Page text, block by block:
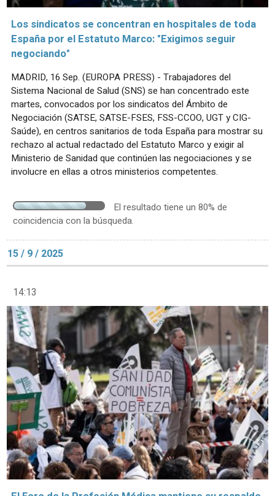
Los sindicatos se concentran en hospitales de toda
España por el Estatuto Marco: "Exigimos seguir
negociando"
MADRID, 16 Sep. (EUROPA PRESS) - Trabajadores del
Sistema Nacional de Salud (SNS) se han concentrado este
martes, convocados por los sindicatos del Ámbito de
Negociación (SATSE, SATSE-FSES, FSS-CCOO, UGT y CIG-
Saúde), en centros sanitarios de toda España para mostrar su
rechazo al actual redactado del Estatuto Marco y exigir al
Ministerio de Sanidad que continúen las negociaciones y se
involucre en ellas a otros ministerios competentes.
El resultado tiene un 80% de
coincidencia con la búsqueda.
15 / 9 / 2025
14:13